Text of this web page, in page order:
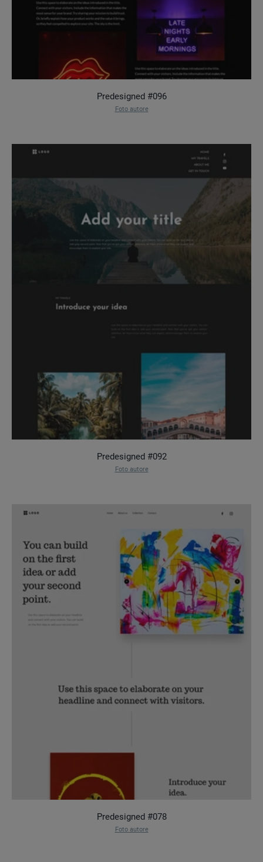
Predesigned #096
Foto autore
Predesigned #092
Foto autore
Predesigned #078
Foto autore